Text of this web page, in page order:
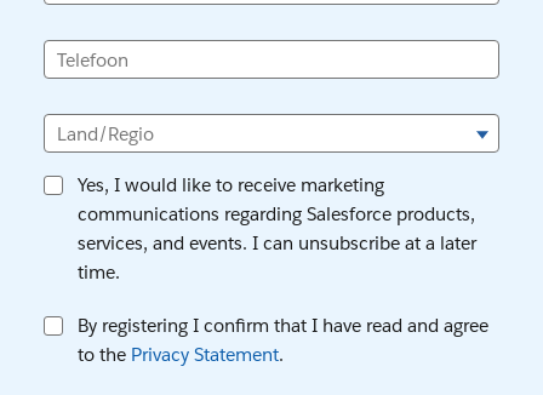
Telefoon
Land/Regio
Yes, I would like to receive marketing
communications regarding Salesforce products,
services, and events. I can unsubscribe at a later
time.
By registering I confirm that I have read and agree
to the Privacy Statement.